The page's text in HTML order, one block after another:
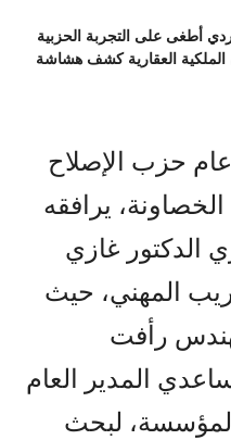
أطغى على التجربة الحزبية
الملكية العقارية كشف هشاشة
حزب الإصلاح
يرافقه
الدكتور غازي
المهني، حيث
رأفت
المدير العام
لبحث